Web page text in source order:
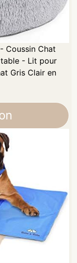
Coussin Chat
- Lit pour
Gris Clair en